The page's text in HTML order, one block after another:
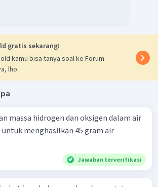
gratis sekarang!
kamu bisa tanya soal ke Forum
lho.
massa hidrogen dan oksigen dalam air
untuk menghasilkan 45 gram air
Jawaban terverifikasi